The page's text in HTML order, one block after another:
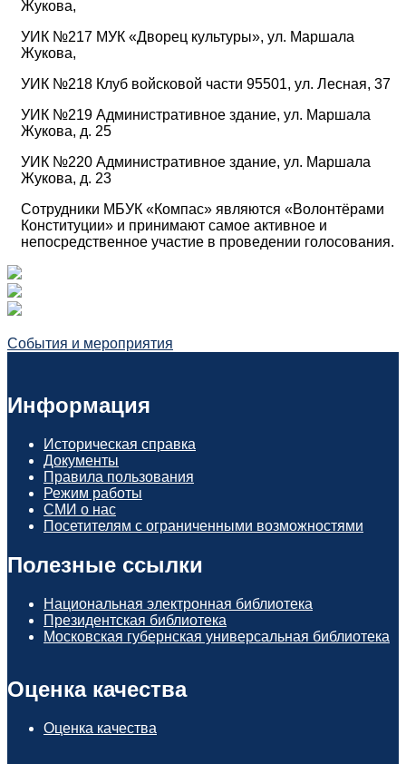
Жукова,
УИК №217 МУК «Дворец культуры», ул. Маршала
Жукова,
УИК №218 Клуб войсковой части 95501, ул. Лесная, 37
УИК №219 Административное здание, ул. Маршала
Жукова, д. 25
УИК №220 Административное здание, ул. Маршала
Жукова, д. 23
Сотрудники МБУК «Компас» являются «Волонтёрами
Конституции» и принимают самое активное и
непосредственное участие в проведении голосования.
События и мероприятия
Информация
Историческая справка
Документы
Правила пользования
Режим работы
СМИ о нас
Посетителям с ограниченными возможностями
Полезные ссылки
Национальная электронная библиотека
Президентская библиотека
Московская губернская универсальная библиотека
Оценка качества
Оценка качества